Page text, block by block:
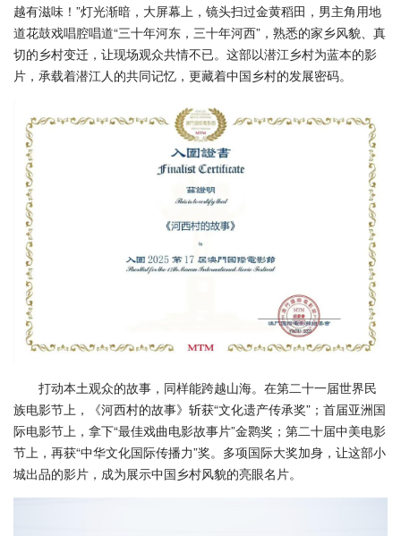
越有滋味！”灯光渐暗，大屏幕上，镜头扫过金黄稻田，男主角用地
道花鼓戏唱腔唱道“三十年河东，三十年河西”，熟悉的家乡风貌、真
切的乡村变迁，让现场观众共情不已。这部以潜江乡村为蓝本的影
片，承载着潜江人的共同记忆，更藏着中国乡村的发展密码。
打动本土观众的故事，同样能跨越山海。在第二十一届世界民
族电影节上，《河西村的故事》斩获“文化遗产传承奖”；首届亚洲国
际电影节上，拿下“最佳戏曲电影故事片”金鹮奖；第二十届中美电影
节上，再获“中华文化国际传播力”奖。多项国际大奖加身，让这部小
城出品的影片，成为展示中国乡村风貌的亮眼名片。